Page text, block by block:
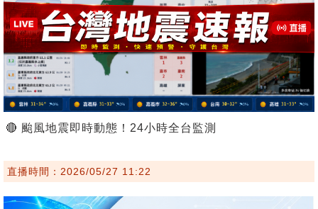
🔴 颱風地震即時動態！24小時全台監測
直播時間：2026/05/27 11:22